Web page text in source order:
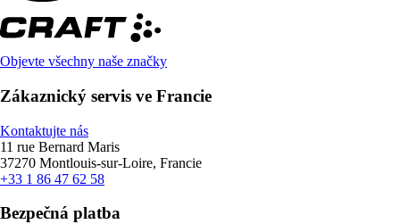
Objevte všechny naše značky
Zákaznický servis ve Francie
Kontaktujte nás
11 rue Bernard Maris
37270 Montlouis-sur-Loire, Francie
+33 1 86 47 62 58
Bezpečná platba